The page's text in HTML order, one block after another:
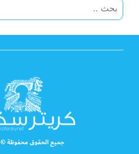
جميع الحقوق محفوظة © 2026